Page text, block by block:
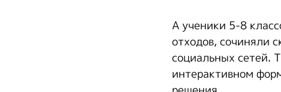
А ученики 5-8
отходов, сочиняли
социальных сетей.
интерактивном